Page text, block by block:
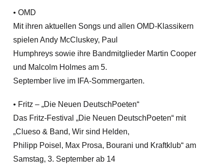
• OMD
Mit ihren aktuellen Songs und allen OMD-Klassikern
spielen Andy McCluskey, Paul
Humphreys sowie ihre Bandmitglieder Martin Cooper
und Malcolm Holmes am 5.
September live im IFA-Sommergarten.
• Fritz – „Die Neuen DeutschPoeten“
Das Fritz-Festival „Die Neuen DeutschPoeten“ mit
„Clueso & Band, Wir sind Helden,
Philipp Poisel, Max Prosa, Bourani und Kraftklub“ am
Samstag, 3. September ab 14